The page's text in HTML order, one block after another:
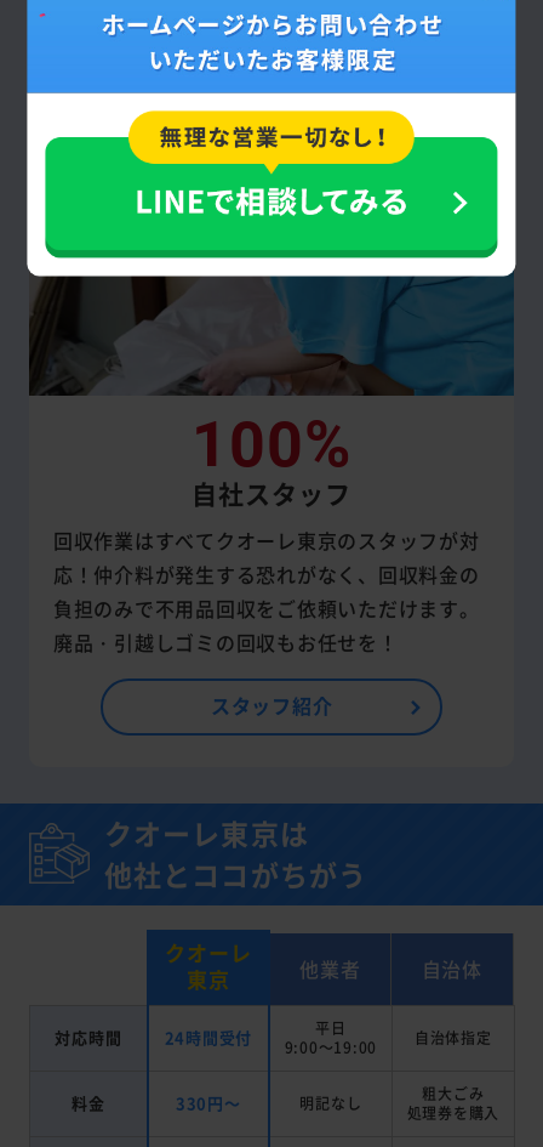
に追加で回収を依頼しない限り、原則として
提示した見積額通りです。
100%
自社スタッフ
回収作業はすべてクオーレ東京のスタッフが対
応！仲介料が発生する恐れがなく、回収料金の
負担のみで不用品回収をご依頼いただけます。
廃品・引越しゴミの回収もお任せを！
スタッフ紹介
クオーレ東京は
他社とココがちがう
クオーレ
東京
他業者 自治体
対応時間 24時間受付
平日
9:00～19:00
自治体指定
料金 330円～ 明記なし
粗大ごみ
処理券を 購入